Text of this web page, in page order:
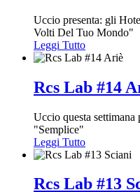
Uccio presenta: gli
Volti Del Tuo Mondo"
Leggi Tutto
Rcs Lab #14
Uccio questa
"Semplice"
Leggi Tutto
Rcs Lab #13